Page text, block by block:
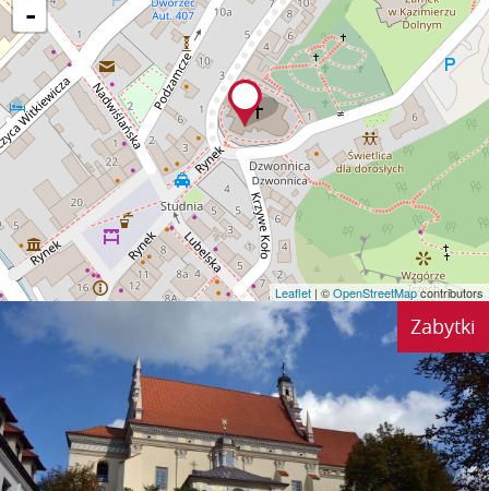
-
Leaflet | ©OpenStreetMapcontributors
Zabytki